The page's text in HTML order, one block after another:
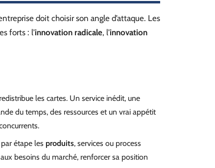
doit choisir son angle d’attaque. Les
forts : l’innovation radicale, l’innovation
les cartes. Un service inédit, une
du temps, des ressources et un vrai appétit
étape les produits, services ou process
besoins du marché, renforcer sa position